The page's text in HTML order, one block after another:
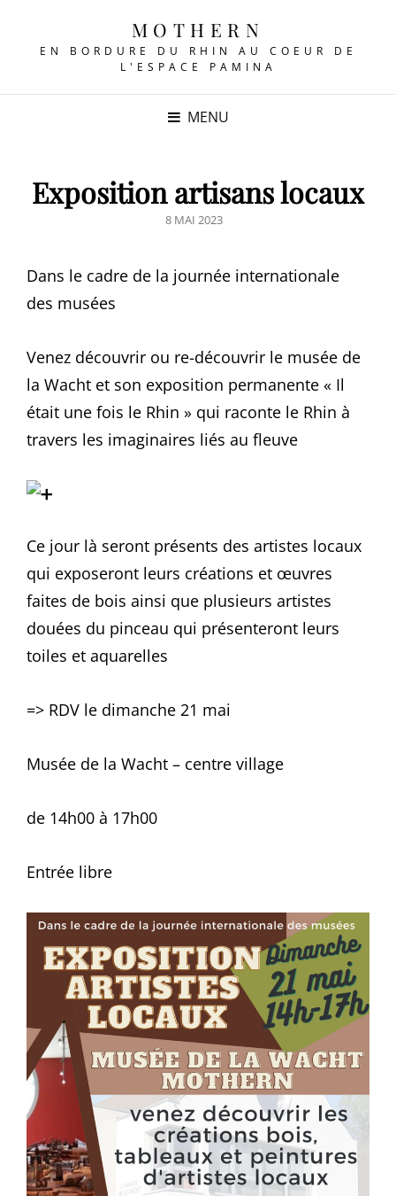
MOTHERN
EN BORDURE DU RHIN AU COEUR DE
L'ESPACE PAMINA
MENU
Exposition artisans locaux
POSTED
8 MAI 2023
Dans le cadre de la journée internationale
des musées
Venez découvrir ou re-découvrir le musée de
la Wacht et son exposition permanente « Il
était une fois le Rhin » qui raconte le Rhin à
travers les imaginaires liés au fleuve
Ce jour là seront présents des artistes locaux
qui exposeront leurs créations et œuvres
faites de bois ainsi que plusieurs artistes
douées du pinceau qui présenteront leurs
toiles et aquarelles
=> RDV le dimanche 21 mai
Musée de la Wacht – centre village
de 14h00 à 17h00
Entrée libre